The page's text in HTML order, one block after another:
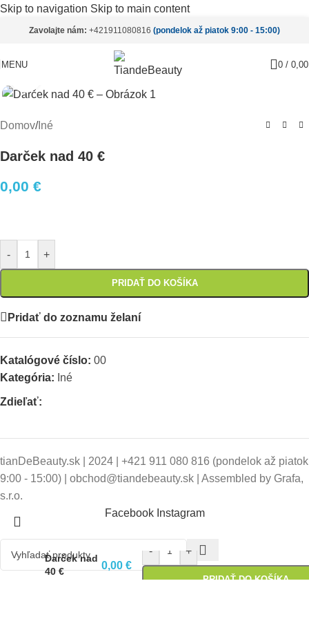
Skip to navigation Skip to main content
Zavolajte nám: +421911080816 (pondelok až piatok 9:00 - 15:00)
MENU 0 /
Pre zväčšenie kliknite
Domov/Iné
Darček nad 40 €
0,00 €
- +
PRIDAŤ DO KOŠÍKA
Pridať do zoznamu želaní
Katalógové číslo: 00
Kategória: Iné
Zdieľať:
tianDeBeauty.sk | 2024 | +421 911 080 816 (pondelok až piatok
9:00 - 15:00) | obchod@tiandebeauty.sk | Assembled by Grafa,
s.r.o.
Facebook Instagram
Darček nad
40 €
0,00 €
- +
PRIDAŤ DO KOŠÍKA